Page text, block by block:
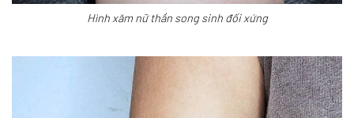
Hình xăm nữ thần song sinh đối xứng